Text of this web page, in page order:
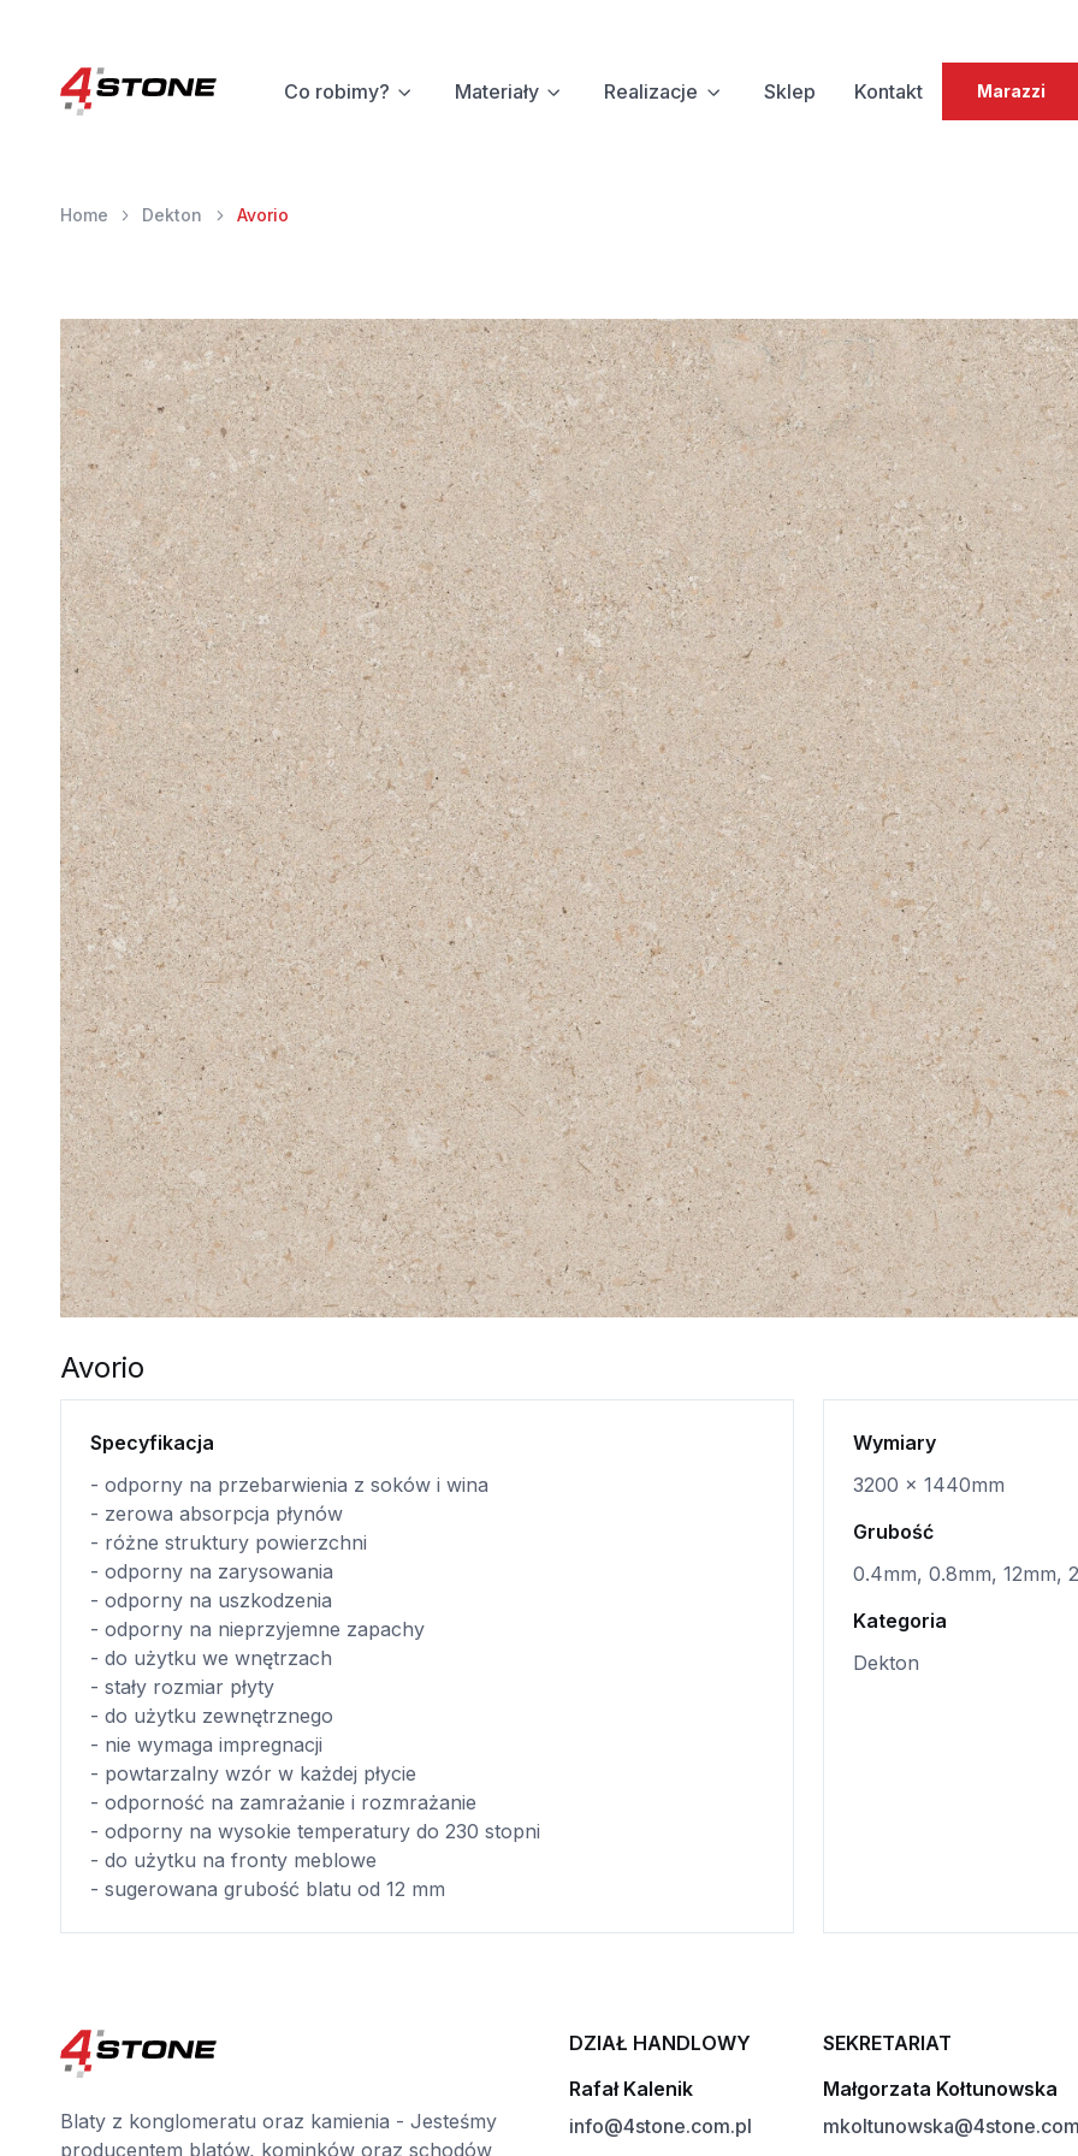
Co robimy? Materiały Realizacje Sklep Kontakt Marazzi
Home Dekton Avorio
Avorio
Specyfikacja
- odporny na przebarwienia z soków i wina
- zerowa absorpcja płynów
- różne struktury powierzchni
- odporny na zarysowania
- odporny na uszkodzenia
- odporny na nieprzyjemne zapachy
- do użytku we wnętrzach
- stały rozmiar płyty
- do użytku zewnętrznego
- nie wymaga impregnacji
- powtarzalny wzór w każdej płycie
- odporność na zamrażanie i rozmrażanie
- odporny na wysokie temperatury do 230 stopni
- do użytku na fronty meblowe
- sugerowana grubość blatu od 12 mm
Wymiary
3200 x 1440mm
Grubość
0.4mm, 0.8mm, 12mm,
Kategoria
Dekton
Blaty z konglomeratu oraz kamienia - Jesteśmy
producentem blatów, kominków oraz schodów
DZIAŁ HANDLOWY
Rafał Kalenik
info@4stone.com.pl
SEKRETARIAT
Małgorzata Kołtunowska